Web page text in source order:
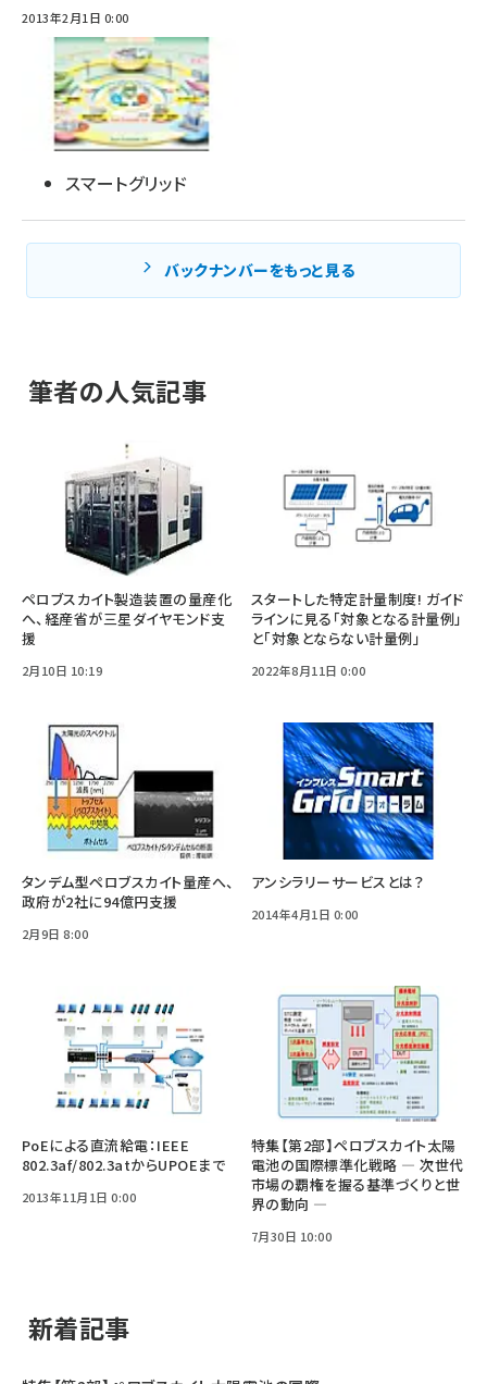
2013年2月1日 0:00
スマートグリッド
バックナンバーをもっと見る
筆者の人気記事
ペロブスカイト製造装置の量産化
へ、経産省が三星ダイヤモンド支
援
2月10日 10:19
スタートした特定計量制度! ガイド
ラインに見る「対象となる計量例」
と「対象とならない計量例」
2022年8月11日 0:00
タンデム型ペロブスカイト量産へ、
政府が2社に94億円支援
2月9日 8:00
アンシラリーサービスとは？
2014年4月1日 0:00
PoEによる直流給電：IEEE
802.3af/802.3atからUPOEまで
2013年11月1日 0:00
特集【第2部】ペロブスカイト太陽
電池の国際標準化戦略 ― 次世代
市場の覇権を握る基準づくりと世
界の動向 ―
7月30日 10:00
新着記事